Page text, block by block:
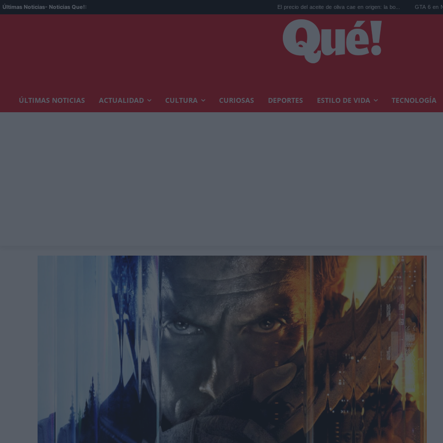
Últimas Noticias- Noticias Que!: El precio del aceite de oliva cae en origen: la bo... GTA 6 en Netflix: las
ÚLTIMAS NOTICIAS ACTUALIDAD CULTURA CURIOSAS DEPORTES ESTILO DE VIDA TECNOLOGÍA